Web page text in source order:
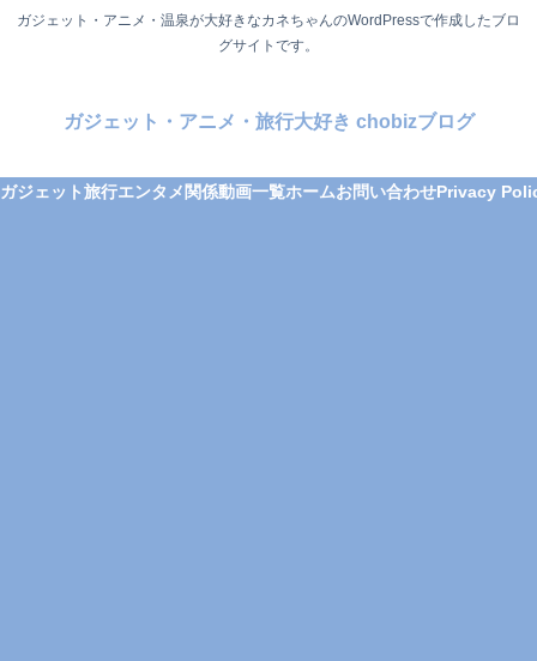
ガジェット・アニメ・温泉が大好きなカネちゃんのWordPressで作成したブロ
グサイトです。
ガジェット・アニメ・旅行大好き chobizブログ
ガジェット旅行エンタメ関係動画一覧ホームお問い合わせPrivacy